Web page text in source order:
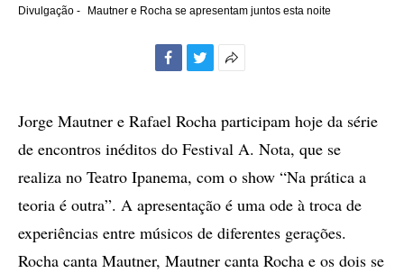
Divulgação - Mautner e Rocha se apresentam juntos esta noite
compartilhamento
Jorge Mautner e Rafael Rocha participam hoje da série
de encontros inéditos do Festival A. Nota, que se
realiza no Teatro Ipanema, com o show “Na prática a
teoria é outra”. A apresentação é uma ode à troca de
experiências entre músicos de diferentes gerações.
Rocha canta Mautner, Mautner canta Rocha e os dois se